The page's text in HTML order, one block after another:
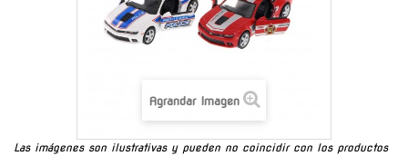
Agrandar Imagen
Las imágenes son ilustrativas y pueden no coincidir con los productos